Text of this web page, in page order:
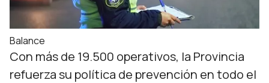
Balance
Con más de 19.500 operativos, la Provincia
refuerza su política de prevención en todo el